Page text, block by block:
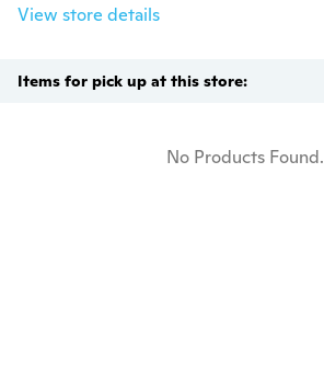
View store details
Items for pick up at this store:
No Products Found.